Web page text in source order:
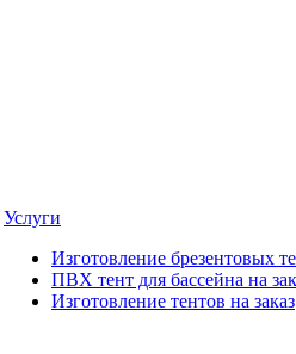
Услуги
Изготовление брезентовых
ПВХ тент для бассейна на
Изготовление тентов на заказ